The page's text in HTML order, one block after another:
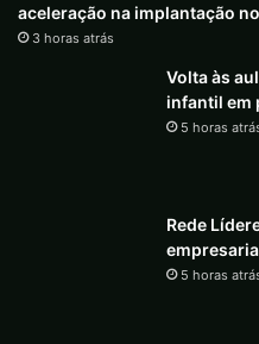
aceleração na implantação
3 horas atrás
Volta às
infantil em
5 horas
Rede
5 horas